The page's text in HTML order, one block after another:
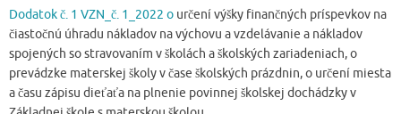
Dodatok č. 1 VZN_č. 1_2022 o určení výšky finančných príspevkov na
čiastočnú úhradu nákladov na výchovu a vzdelávanie a nákladov
spojených so stravovaním v školách a školských zariadeniach, o
prevádzke materskej školy v čase školských prázdnin, o určení miesta
a času zápisu dieťaťa na plnenie povinnej školskej dochádzky v